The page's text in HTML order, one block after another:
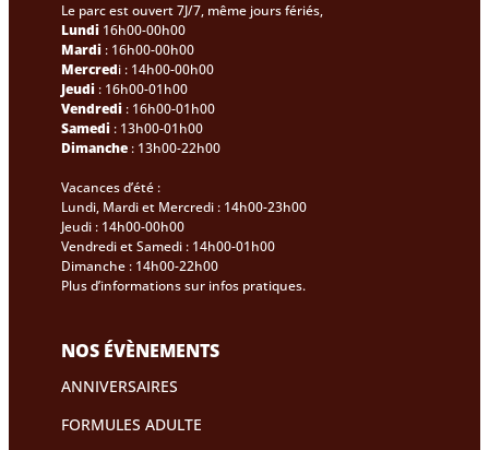
Le parc est ouvert 7J/7, même jours fériés,
Lundi 16h00-00h00
Mardi : 16h00-00h00
Mercredi : 14h00-00h00
Jeudi : 16h00-01h00
Vendredi : 16h00-01h00
Samedi : 13h00-01h00
Dimanche : 13h00-22h00
Vacances d’été :
Lundi, Mardi et Mercredi : 14h00-23h00
Jeudi : 14h00-00h00
Vendredi et Samedi : 14h00-01h00
Dimanche : 14h00-22h00
Plus d’informations sur infos pratiques.
NOS ÉVÈNEMENTS
ANNIVERSAIRES
FORMULES ADULTE